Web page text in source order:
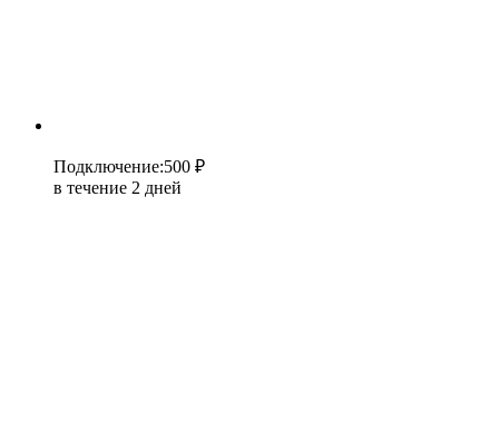
Подключение:500 ₽
в течение 2 дней